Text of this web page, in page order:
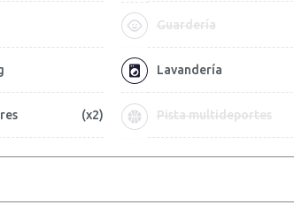
Guardería
Lavandería
(x2) Pista multideportes